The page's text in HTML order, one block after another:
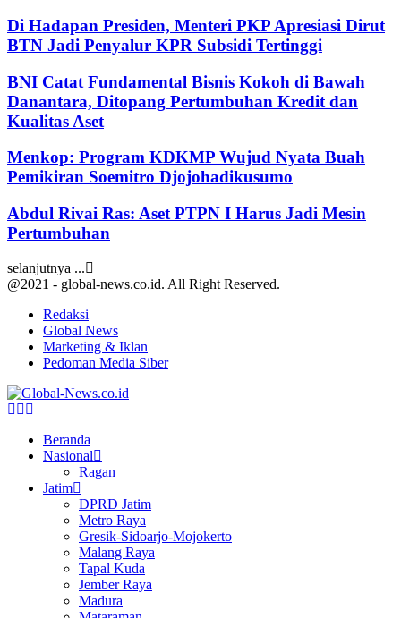
Di Hadapan Presiden, Menteri PKP Apresiasi Dirut
BTN Jadi Penyalur KPR Subsidi Tertinggi
BNI Catat Fundamental Bisnis Kokoh di Bawah
Danantara, Ditopang Pertumbuhan Kredit dan
Kualitas Aset
Menkop: Program KDKMP Wujud Nyata Buah
Pemikiran Soemitro Djojohadikusumo
Abdul Rivai Ras: Aset PTPN I Harus Jadi Mesin
Pertumbuhan
selanjutnya ...
@2021 - global-news.co.id. All Right Reserved.
Redaksi
Global News
Marketing & Iklan
Pedoman Media Siber
Facebook
Twitter
Beranda
Nasional
Ragan
Jatim
DPRD Jatim
Metro Raya
Gresik-Sidoarjo-Mojokerto
Malang Raya
Tapal Kuda
Jember Raya
Madura